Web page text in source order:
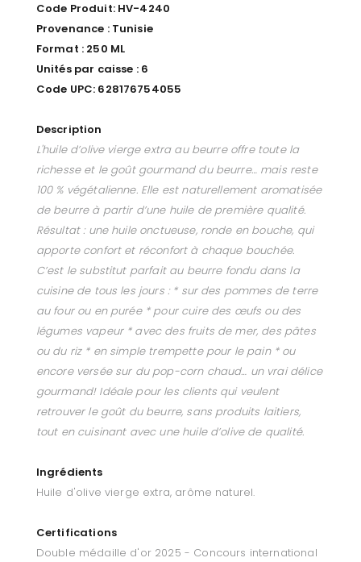
Code Produit: HV-4240
Provenance : Tunisie
Format : 250 ML
Unités par caisse : 6
Code UPC: 628176754055
Description
L'huile d’olive vierge extra au beurre offre toute la
richesse et le goût gourmand du beurre… mais reste
100 % végétalienne. Elle est naturellement aromatisée
de beurre à partir d’une huile de première qualité.
Résultat : une huile onctueuse, ronde en bouche, qui
apporte confort et réconfort à chaque bouchée.
C’est le substitut parfait au beurre fondu dans la
cuisine de tous les jours : * sur des pommes de terre
au four ou en purée * pour cuire des œufs ou des
légumes vapeur * avec des fruits de mer, des pâtes
ou du riz * en simple trempette pour le pain * ou
encore versée sur du pop-corn chaud… un vrai délice
gourmand! Idéale pour les clients qui veulent
retrouver le goût du beurre, sans produits laitiers,
tout en cuisinant avec une huile d’olive de qualité.
Ingrédients
Huile d'olive vierge extra, arôme naturel.
Certifications
Double médaille d'or 2025 - Concours international